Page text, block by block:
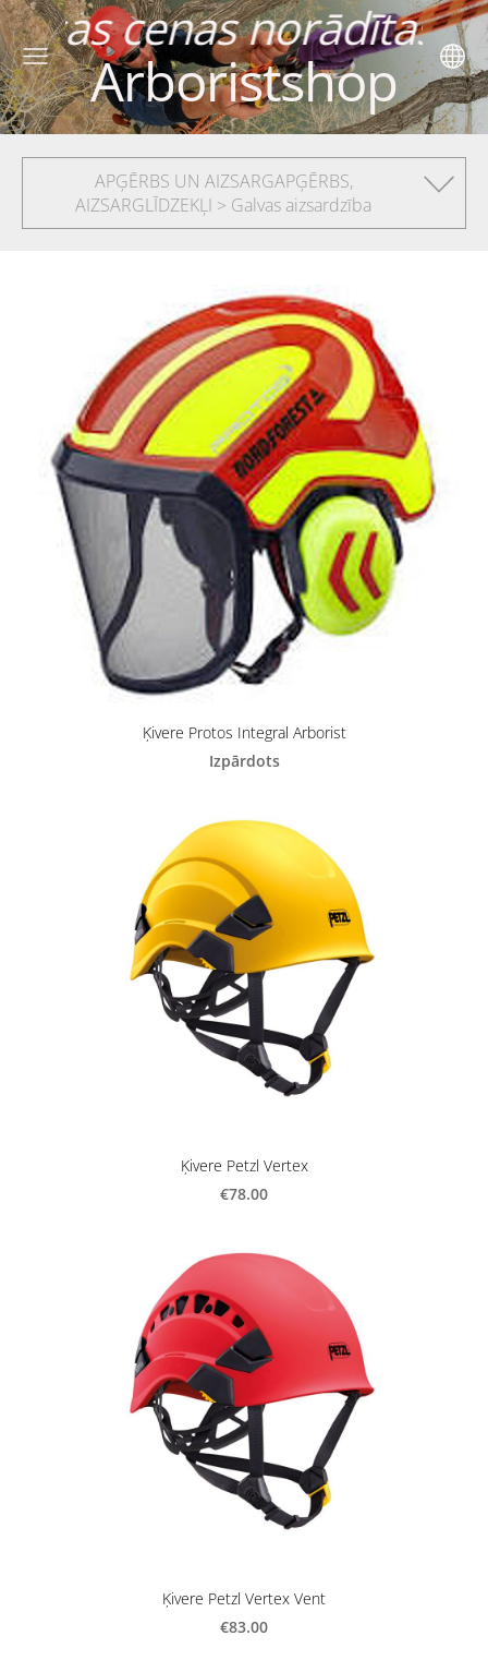
ar PVN
Arboristshop
APĢĒRBS UN AIZSARGAPĢĒRBS,
AIZSARGLĪDZEKĻI > Galvas aizsardzība
Ķivere Protos Integral Arborist
Izpārdots
Ķivere Petzl Vertex
€78.00
Ķivere Petzl Vertex Vent
€83.00